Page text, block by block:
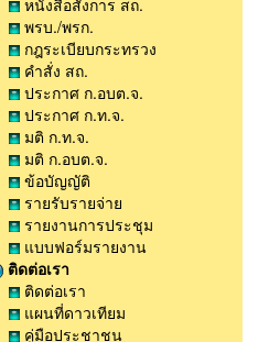
หนังสือสั่งการ สถ.
พรบ./พรก.
กฎระเบียบกระทรวง
คำสั่ง สถ.
ประกาศ ก.อบต.จ.
ประกาศ ก.ท.จ.
มติ ก.ท.จ.
มติ ก.อบต.จ.
ข้อบัญญัติ
รายรับรายจ่าย
รายงานการประชุม
แบบฟอร์มรายงาน
ติดต่อเรา
ติดต่อเรา
แผนที่ดาวเทียม
คู่มือประชาชน